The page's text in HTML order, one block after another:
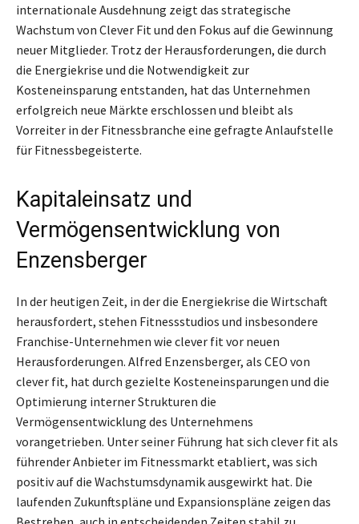
internationale Ausdehnung zeigt das strategische
Wachstum von Clever Fit und den Fokus auf die Gewinnung
neuer Mitglieder. Trotz der Herausforderungen, die durch
die Energiekrise und die Notwendigkeit zur
Kosteneinsparung entstanden, hat das Unternehmen
erfolgreich neue Märkte erschlossen und bleibt als
Vorreiter in der Fitnessbranche eine gefragte Anlaufstelle
für Fitnessbegeisterte.
Kapitaleinsatz und
Vermögensentwicklung von
Enzensberger
In der heutigen Zeit, in der die Energiekrise die Wirtschaft
herausfordert, stehen Fitnessstudios und insbesondere
Franchise-Unternehmen wie clever fit vor neuen
Herausforderungen. Alfred Enzensberger, als CEO von
clever fit, hat durch gezielte Kosteneinsparungen und die
Optimierung interner Strukturen die
Vermögensentwicklung des Unternehmens
vorangetrieben. Unter seiner Führung hat sich clever fit als
führender Anbieter im Fitnessmarkt etabliert, was sich
positiv auf die Wachstumsdynamik ausgewirkt hat. Die
laufenden Zukunftspläne und Expansionspläne zeigen das